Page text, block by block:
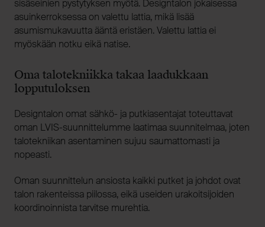
sisäseinien pystytyksen myötä. Designtalon jokaisessa
asuinkerroksessa on valettu lattia, mikä lisää
asumismukavuutta ääntä eristäen. Valettu lattia ei
myöskään notku eikä natise.
Oma talotekniikka takaa laadukkaan
lopputuloksen
Designtalon omat sähkö- ja putkiasentajat toteuttavat
oman LVIS-suunnittelumme laatimaa suunnitelmaa, joten
talotekniikan asentaminen sujuu saumattomasti ja
nopeasti.
Oman suunnittelun ansiosta kaikki putket ja johdot ovat
talon rakenteissa piilossa, eikä useiden urakoitsijoiden
koordinoinnista tarvitse murehtia.